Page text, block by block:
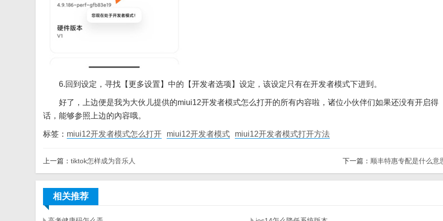
6.回到设定，寻找【更多设置】中的【开发者选项】设定，该设定只有在开发者模式下进到。
好了，上边便是我为大伙儿提供的miui12开发者模式怎么打开的所有内容啦，诸位小伙伴们如果还没有开启得
话，能够参照上边的內容哦。
标签： miui12开发者模式怎么打开 miui12开发者模式 miui12开发者模式打开方法
上一篇： tiktok怎样成为音乐人 下一篇： 顺丰特惠专配是什么意
相关推荐